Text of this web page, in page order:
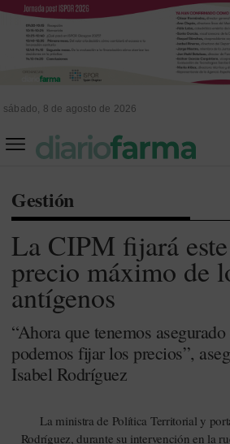
sábado, 8 de agosto de 2026
Gestión
La CIPM fijará
precio máximo de
antígenos
“Ahora que tenemos
podemos fijar los precios”,
Isabel Rodríguez
La ministra de Política Territorial y
Rodríguez, durante su intervención en la